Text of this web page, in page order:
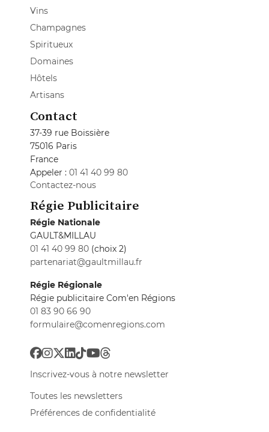
Vins
Champagnes
Spiritueux
Domaines
Hôtels
Artisans
Contact
37-39 rue Boissière
75016 Paris
France
Appeler : 01 41 40 99 80
Contactez-nous
Régie Publicitaire
Régie Nationale
GAULT&MILLAU
01 41 40 99 80 (choix 2)
partenariat@gaultmillau.fr
Régie Régionale
Régie publicitaire Com'en Régions
01 83 90 66 90
formulaire@comenregions.com
Inscrivez-vous à notre newsletter
Toutes les newsletters
Préférences de confidentialité